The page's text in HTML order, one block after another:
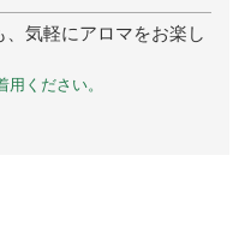
気軽にアロマをお楽し
ください。